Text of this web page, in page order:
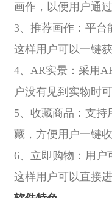
画作，以便用户通
3、推荐画作：平台
这样用户可以一键
4、AR实景：采用
户没有见到实物时
5、收藏商品：支持
藏，方便用户一键
6、立即购物：用户
这样用户可以直接